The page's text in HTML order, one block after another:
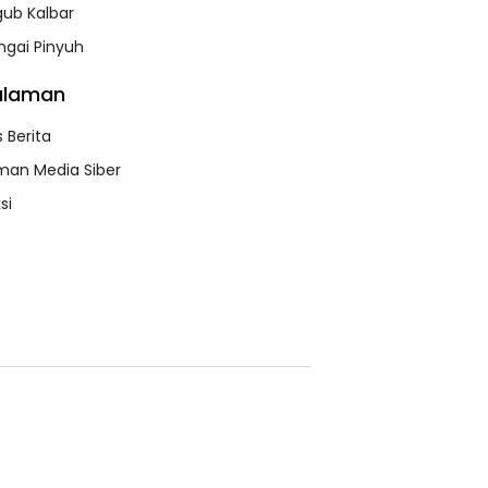
Livina
Kalbar
Pinyuh
Berita
Media Siber